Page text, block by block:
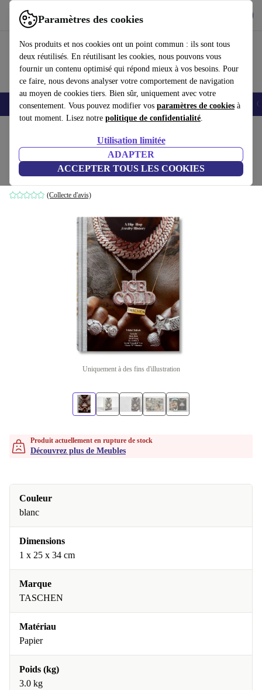
Paramètres des cookies
Nos produits et nos cookies ont un point commun : ils sont tous
deux réutilisés. En réutilisant les cookies, nous pouvons vous
fournir un contenu optimisé qui répond mieux à vos besoins. Pour
ce faire, nous devons analyser votre comportement de navigation
au moyen de cookies tiers. Bien sûr, uniquement avec votre
consentement. Vous pouvez modifier vos paramètres de cookies à
tout moment. Lisez notre politique de confidentialité.
Utilisation limitée
ADAPTER
ACCEPTER TOUS LES COOKIES
Utilisez refurbed rapidement et facilement
Smartphones Laptops Tablettes Montres connectées Accessoires
Ice Cold. A Hip-Hop Jewelry History
blanc
(Collecte d'avis)
Uniquement à des fins d'illustration
Produit actuellement en rupture de stock
Découvrez plus de Meubles
Couleur
blanc
Dimensions
1 x 25 x 34 cm
Marque
TASCHEN
Matériau
Papier
Poids (kg)
3.0 kg